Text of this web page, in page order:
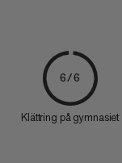
6/6
Klättring på gymnasiet